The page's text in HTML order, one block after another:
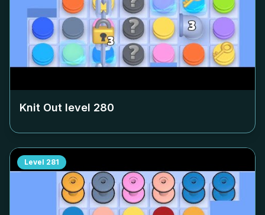
Knit Out level 280
Level 281